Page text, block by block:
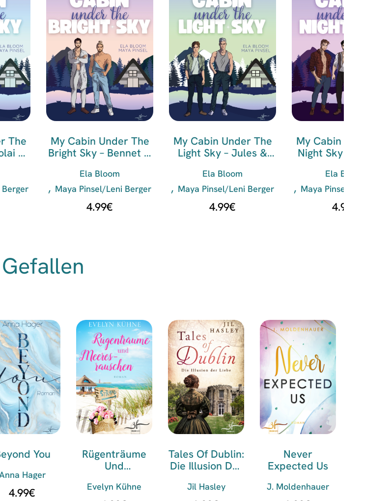
The
&
My Cabin Under The
Bright Sky – Bennet &
Ela Bloom
Maya Pinsel/Leni Berger
4.99€
My Cabin Under The
Light Sky – Jules &
Ela Bloom
Maya Pinsel/Leni Berger
4.99€
My Cabin Under
Night Sky – Mattis
Ela Bloom
Maya Pinsel/Leni
4.99
You
Hager
4.99€
Rügenträume
Und
N
Evelyn Kühne
Tales Of Dublin:
Die Illusion Der
Jil Hasley
Never
Expected Us
J. Moldenhauer